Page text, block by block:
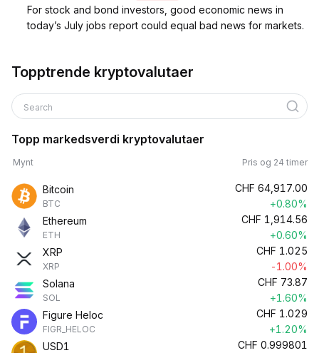
For stock and bond investors, good economic news in
today’s July jobs report could equal bad news for markets.
Topptrende kryptovalutaer
Search
Topp markedsverdi kryptovalutaer
Mynt Pris og 24 timer
Bitcoin
BTC
CHF 64,917.00
+0.80%
Ethereum
ETH
CHF 1,914.56
+0.60%
XRP
XRP
CHF 1.025
-1.00%
Solana
SOL
CHF 73.87
+1.60%
Figure Heloc
FIGR_HELOC
CHF 1.029
+1.20%
USD1
CHF 0.999801